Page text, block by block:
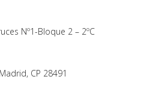
US
Nº1-Bloque 2 – 2ºC
CP 28491